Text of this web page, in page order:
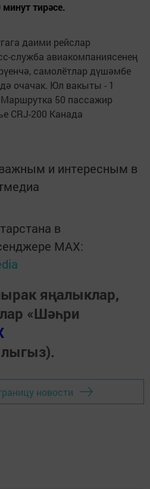
тирәсе.
даими рейслар
служба авиакомпаниясенең
самолётлар дүшәмбе
очачак. Юл вакыты - 1
Маршрутка 50 пассажир
CRJ-200 Канада
и интересным в
в
MАХ:
яңалыклар,
«Шәһри
новости